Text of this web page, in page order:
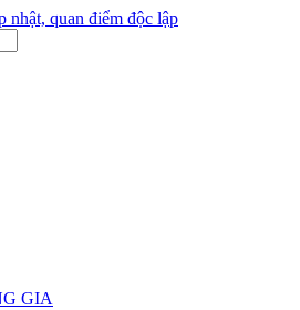
nhật, quan điểm độc lập
GIA